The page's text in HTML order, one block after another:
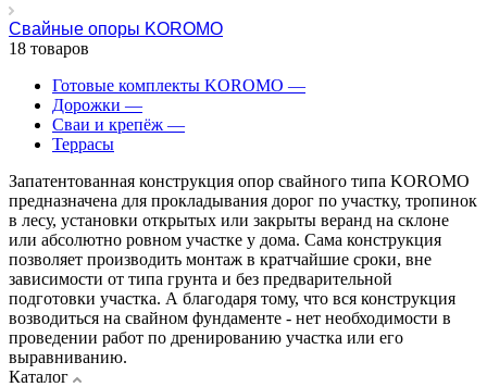
Свайные опоры KOROMO
18 товаров
Готовые комплекты KOROMO —
Дорожки —
Сваи и крепёж —
Террасы
Запатентованная конструкция опор свайного типа KOROMO
предназначена для прокладывания дорог по участку, тропинок
в лесу, установки открытых или закрыты веранд на склоне
или абсолютно ровном участке у дома. Сама конструкция
позволяет производить монтаж в кратчайшие сроки, вне
зависимости от типа грунта и без предварительной
подготовки участка. А благодаря тому, что вся конструкция
возводиться на свайном фундаменте - нет необходимости в
проведении работ по дренированию участка или его
выравниванию.
Каталог